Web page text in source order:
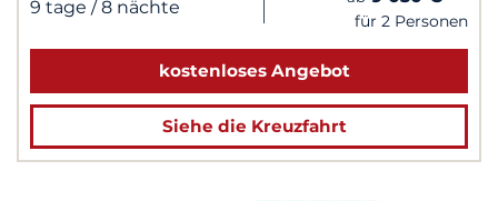
9 tage / 8 nächte | für 2 Personen
kostenloses Angebot
Siehe die Kreuzfahrt